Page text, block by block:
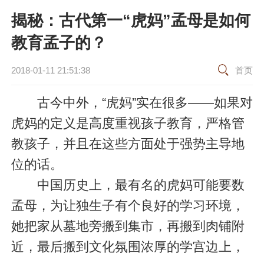
揭秘：古代第一“虎妈”孟母是如何
教育孟子的？
2018-01-11 21:51:38 首页
古今中外，“虎妈”实在很多——如果对
虎妈的定义是高度重视孩子教育，严格管
教孩子，并且在这些方面处于强势主导地
位的话。
中国历史上，最有名的虎妈可能要数
孟母，为让独生子有个良好的学习环境，
她把家从墓地旁搬到集市，再搬到肉铺附
近，最后搬到文化氛围浓厚的学宫边上，